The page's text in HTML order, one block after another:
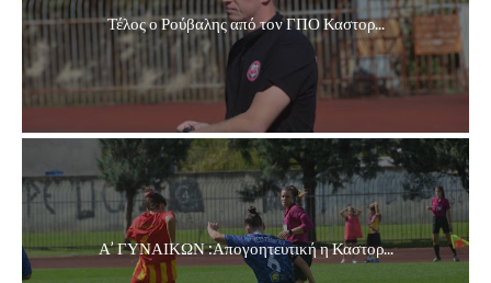
Τέλος ο Ρούβαλης από τον ΓΠΟ Καστορ...
Α’ ΓΥΝΑΙΚΩΝ :Απογοητευτική η Καστορ...